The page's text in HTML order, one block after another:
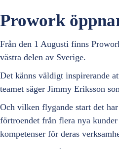
Prowork
Från den 1 Augusti finns
västra delen av Sverige.
Det känns väldigt inspirerande
teamet säger Jimmy Eriksson
Och vilken flygande start det
förtroendet från flera nya
kompetenser för deras